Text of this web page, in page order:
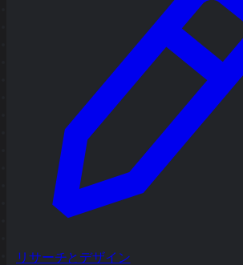
リサーチとデザイン